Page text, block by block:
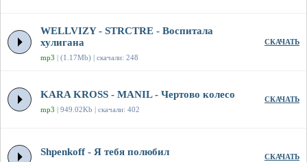
WELLVIZY - STRCTRE - Воспитала
хулигана
mp3 | (1.17Mb) | скачали: 248
СКАЧАТЬ
KARA KROSS - MANIL - Чертово колесо
mp3 | 949.02Kb | скачали: 402
СКАЧАТЬ
Shpenkoff - Я тебя полюбил СКАЧАТЬ